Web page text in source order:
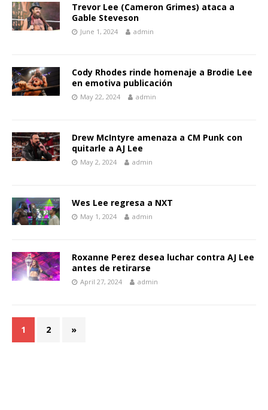
Trevor Lee (Cameron Grimes) ataca a
Gable Steveson
June 1, 2024 admin
Cody Rhodes rinde homenaje a Brodie Lee
en emotiva publicación
May 22, 2024 admin
Drew McIntyre amenaza a CM Punk con
quitarle a AJ Lee
May 2, 2024 admin
Wes Lee regresa a NXT
May 1, 2024 admin
Roxanne Perez desea luchar contra AJ Lee
antes de retirarse
April 27, 2024 admin
1 2 »